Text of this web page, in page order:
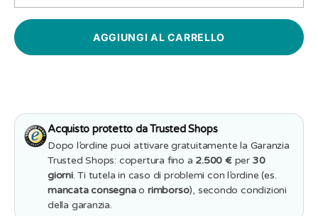
quantità
per
Shopper
Personalizzata
Grazie
a
crescere
quantità
Personalizzata
crescere
Acquisto protetto da Trusted Shops
Dopo l’ordine puoi attivare gratuitamente la Garanzia
Trusted Shops: copertura fino a 2.500 €per 30
giorni. Ti tutela in caso di problemi con l’ordine (es.
mancata consegnaorimborso), secondo condizioni
della garanzia.